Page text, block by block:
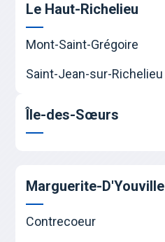
Le Haut-Richelieu
Mont-Saint-Grégoire
Saint-Jean-sur-Richelieu
Île-des-Sœurs
Marguerite-D'Youville
Contrecoeur